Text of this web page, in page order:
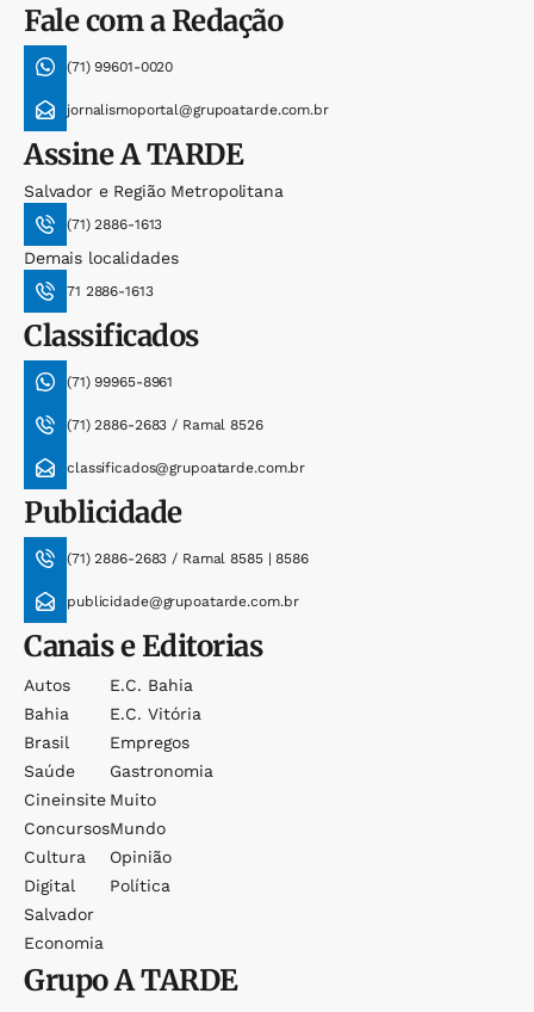
Fale com a Redação
(71) 99601-0020
jornalismoportal@grupoatarde.com.br
AssineA TARDE
Salvador e Região Metropolitana
(71) 2886-1613
Demais localidades
71 2886-1613
Classificados
(71) 99965-8961
(71) 2886-2683 / Ramal 8526
classificados@grupoatarde.com.br
Publicidade
(71) 2886-2683 / Ramal 8585 | 8586
publicidade@grupoatarde.com.br
Canais e Editorias
Autos
Bahia
Brasil
Saúde
Cineinsite
Concursos
Cultura
Digital
Salvador
Economia
E.c. Bahia
E.c. Vitória
Empregos
Gastronomia
Muito
Mundo
Opinião
Política
GrupoA TARDE